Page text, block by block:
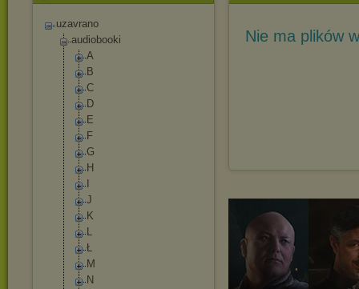
uzavrano
audiobooki
A
B
C
D
E
F
G
H
J
K
L
Ł
M
N
Nie ma plików